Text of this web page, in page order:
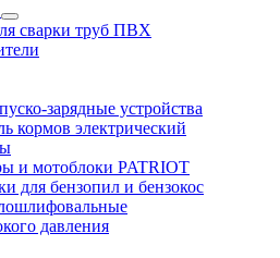
сварки труб ПВХ
зарядные устройства
кормов электрический
и мотоблоки PATRIOT
для бензопил и бензокос
давления